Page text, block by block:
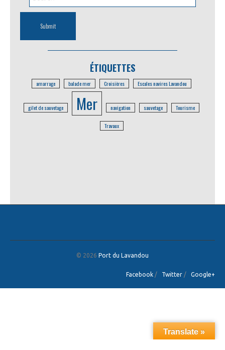
ÉTIQUETTES
amarrage balade mer Croisières Escales navires Lavandou
gilet de sauvetage Mer navigation sauvetage Tourisme
Travaux
© 2026 Port du Lavandou
Facebook / Twitter / Google+
Translate »